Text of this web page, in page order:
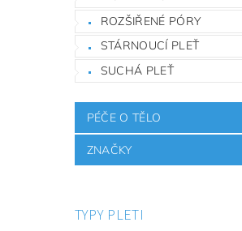
ROZŠIŘENÉ PÓRY
STÁRNOUCÍ PLEŤ
SUCHÁ PLEŤ
PÉČE O TĚLO
ZNAČKY
TYPY PLETI